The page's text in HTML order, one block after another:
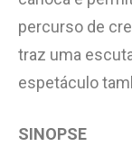
percurso de
traz uma
espetáculo
SINOPSE